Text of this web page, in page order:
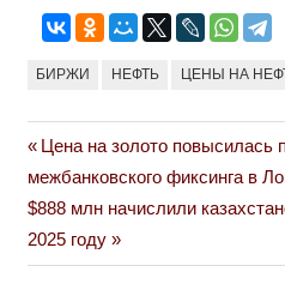
БИРЖИ НЕФТЬ ЦЕНЫ НА
Навигация
по
записям
Previous
Post:
Цена на золото повысилась
межбанковского фиксинга в
Next
Post:
$888 млн начислили
2025 году